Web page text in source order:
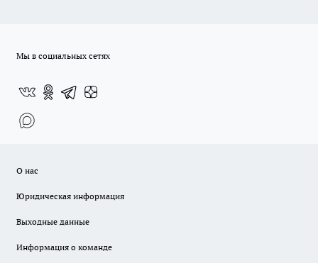
Мы в социальных сетях
О нас
Юридическая информация
Выходные данные
Информация о команде